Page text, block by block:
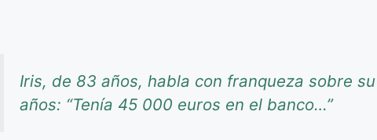
Iris, de 83 años, habla con franqueza sobre
años: “Tenía 45 000 euros en el banco…”